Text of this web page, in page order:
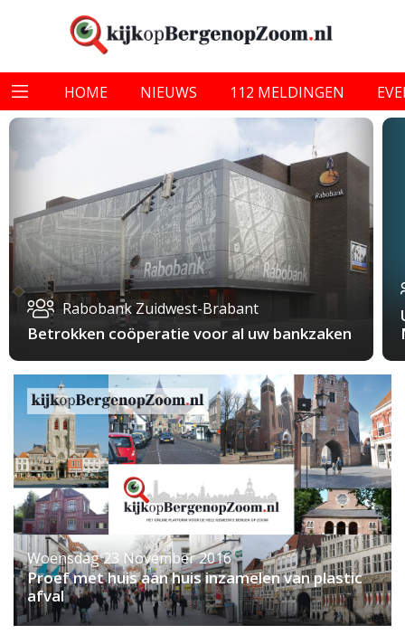
HOME NIEUWS 112 MELDINGEN
Rabobank Zuidwest-Brabant
Betrokken coöperatie voor al uw bankzaken
Woensdag 23 November 2016
Proef met huis aan huis inzamelen van plastic
afval